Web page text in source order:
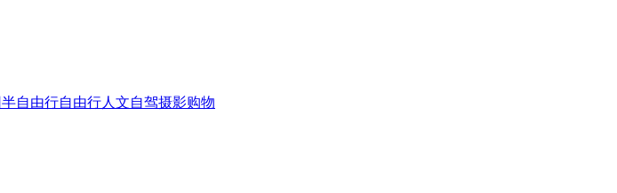
半自由行自由行人文自驾摄影购物